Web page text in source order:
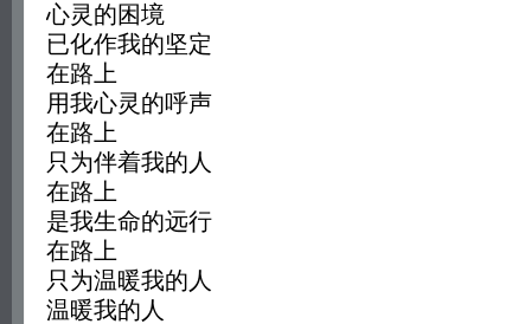
心灵的困境
已化作我的坚定
在路上
用我心灵的呼声
在路上
只为伴着我的人
在路上
是我生命的远行
在路上
只为温暖我的人
温暖我的人